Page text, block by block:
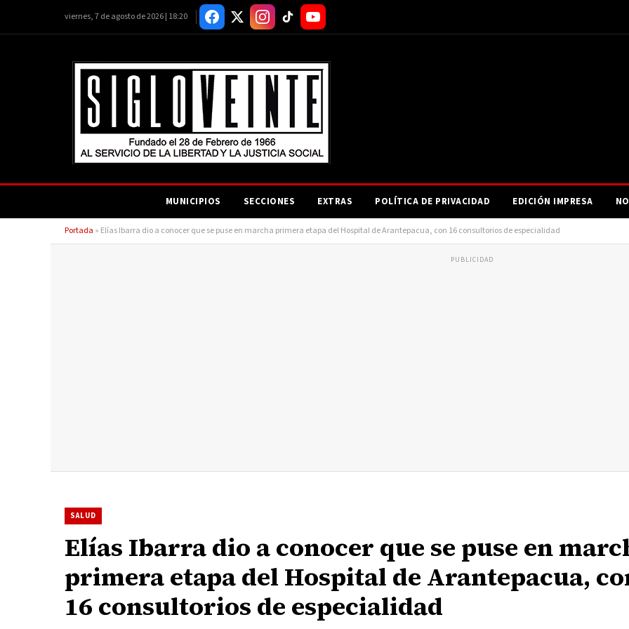
viernes, 7 de agosto de 2026 | 18:20
MUNICIPIOS SECCIONES EXTRAS POLÍTICA DE PRIVACIDAD EDICIÓN IMPRESA
Portada » Elías Ibarra dio a conocer que se puse en marcha primera etapa del Hospital de Arantepacua, con 16 consultorios de especialidad
PUBLICIDAD
SALUD
Elías Ibarra dio a conocer que se puse en
primera etapa del Hospital de Arantepacua,
16 consultorios de especialidad